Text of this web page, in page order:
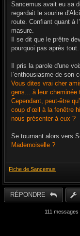
s
a
g
e
Sancemus avait eu sa
regardait le sourire
route. Confiant quant à
masure.
Il se dit que le prêtre
pourquoi pas après tout.
Il pris la parole d'une
l’enthousiasme de son
Vous dites vrai cher
gens... à leur cheminée
Cependant, peut-être
coup d’œil à la fenêtre
nous présenter à eux ?
Se tournant alors vers
Mademoiselle ?
Fiche de Sancemus
RÉPONDRE
111 messages